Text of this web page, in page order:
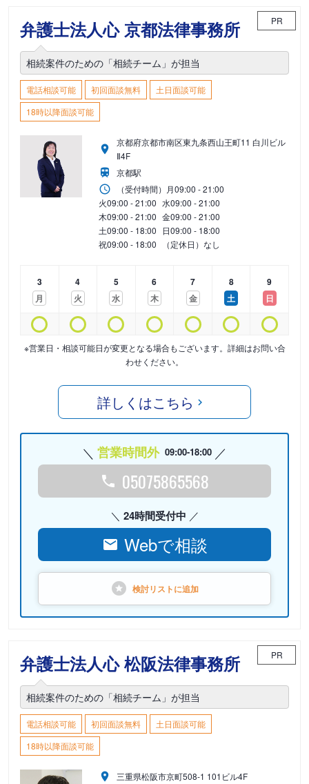
弁護士法人心 京都法律事務所 PR
相続案件のための「相続チーム」が担当
電話相談可能 初回面談無料
土日面談可能
18時以降面談可能
京都府京都市南区東九条西山王町11 白川ビル
Ⅱ4F
京都駅
（受付時間） 月09:00 - 21:00
火09:00 - 21:00 水09:00 - 21:00
木09:00 - 21:00 金09:00 - 21:00
土09:00 - 18:00 日09:00 - 18:00
祝09:00 - 18:00 （定休日）なし
3
月
4
火
5
水
6
木
7
金
8
土
9
日
※営業日・相談可能日が変更となる場合もございます。詳細はお問い合
わせください。
詳しくはこちら
営業時間外 09:00-18:00
05075865568
24時間受付中
Webで相談
検討リストに追加
弁護士法人心 松阪法律事務所 PR
相続案件のための「相続チーム」が担当
電話相談可能 初回面談無料
土日面談可能
18時以降面談可能
三重県松阪市京町508-1 101ビル4F